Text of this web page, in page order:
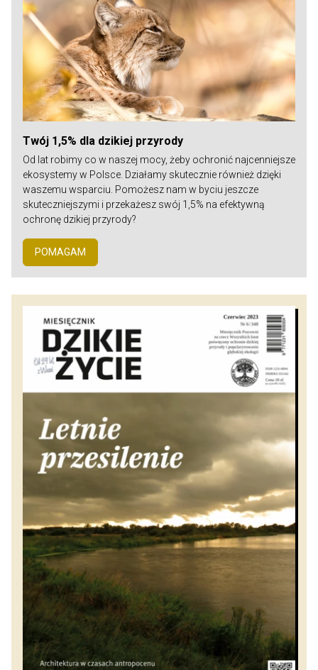
Twój 1,5% dla dzikiej przyrody
Od lat robimy co w naszej mocy, żeby ochronić najcenniejsze
ekosystemy w Polsce. Działamy skutecznie również dzięki
waszemu wsparciu. Pomożesz nam w byciu jeszcze
skuteczniejszymi i przekażesz swój 1,5% na efektywną
ochronę dzikiej przyrody?
POMAGAM